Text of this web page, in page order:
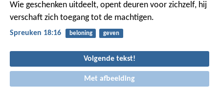
Wie geschenken uitdeelt, opent deuren voor zichzelf, hij
verschaft zich toegang tot de machtigen.
Spreuken 18:16 beloning geven
Volgende tekst!
Met afbeelding